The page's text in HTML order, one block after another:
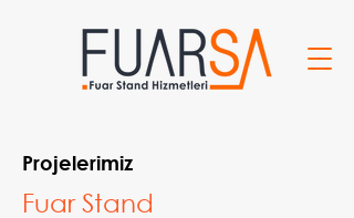
Projelerimiz
Fuar Stand